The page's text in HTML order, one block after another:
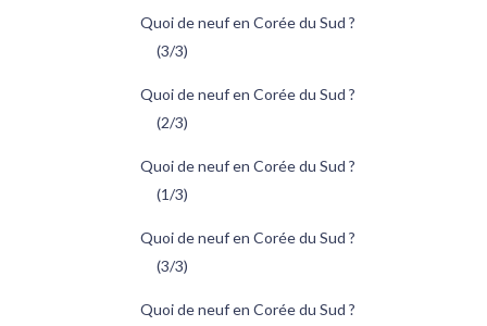
Quoi de neuf en Corée du Sud ?
(3/3)
Quoi de neuf en Corée du Sud ?
(2/3)
Quoi de neuf en Corée du Sud ?
(1/3)
Quoi de neuf en Corée du Sud ?
(3/3)
Quoi de neuf en Corée du Sud ?